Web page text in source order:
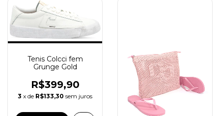
Tenis Colcci fem
Grunge Gold
R$399,90
3 x de R$133,30 sem juros